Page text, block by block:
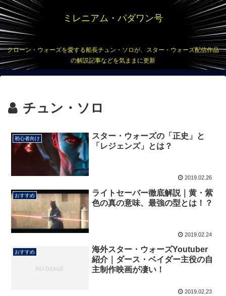
ミレニアム・パダワン号
クローン・ウォーズを愛する船長チュン・ソロが、スター・ウォーズ配信作品
の解説記事などを気ままに更新
チュン・ソロ
初心者向け
スター・ウォーズの「正史」と
「レジェンズ」とは？
2019.02.26
おすすめ
ライトセーバー徹底解説｜黄・紫
色の真の意味、最強の型とは！？
2019.02.24
おすすめ
海外スター・ウォーズYoutuber
紹介｜ダース・ベイダー主役の自
主制作映画が凄い！
2019.02.23